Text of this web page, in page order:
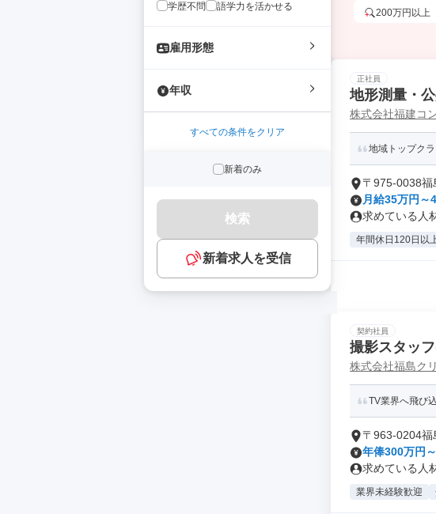
学歴不問
語学力を活かせる
雇用形態
年収
すべての条件をクリア
新着のみ
検索
新着求人を受信
200万円以上
正社員
地形測量・
株式会社福建コ
地域トップク
〒975-0038福
月給35万円～
求めている人
年間休日120日以
契約社員
撮影スタッ
株式会社福島ク
TV業界へ飛び
〒963-0204福
年俸300万円
求めている人
業界未経験歓迎